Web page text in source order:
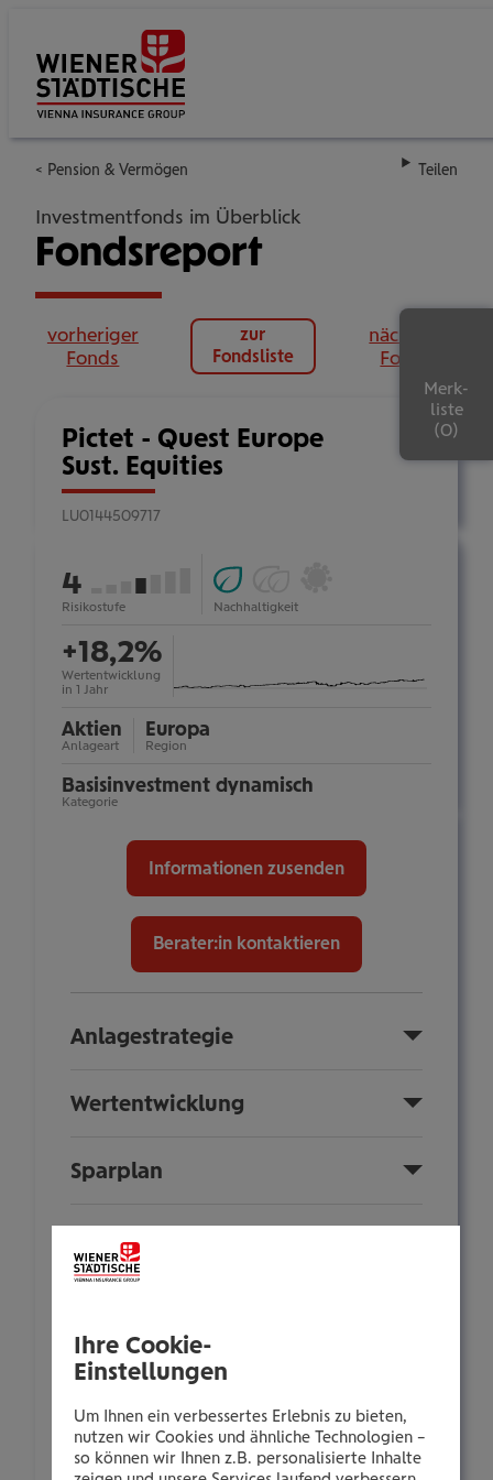
Pension & Vermögen Teilen
Investmentfonds im Überblick
Fondsreport
Pictet - Quest Europe
Sust. Equities
LU0144509717
vorheriger
Fonds
zur
Fondsliste
nächster
Fonds
Risikostufe
4
von
7
Nachhaltigkeit
ESG
Fonds
(Art.Investments
Wertentwicklung
in 1 Jahr
+18,2%
Anlageart
Aktien
Region
Europa
Kategorie
Basis­investment dynamisch
Informationen zusenden
Berater:in kontaktieren
Anlagestrategie
Wertentwicklung
Sparplan
Fondsinformationen
Anlegerinformationen
Zusammensetzung
Merk-
liste
Ihre Cookie-
Einstellungen
Um Ihnen ein verbessertes Erlebnis zu bieten,
nutzen wir Cookies und ähnliche Technologien –
so können wir Ihnen z.B. personalisierte Inhalte